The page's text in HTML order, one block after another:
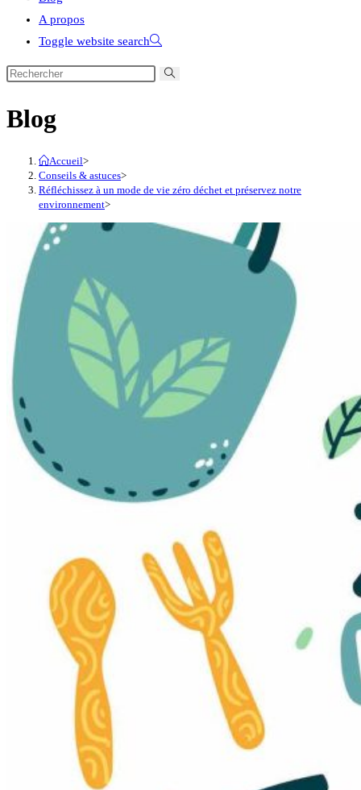
A propos
Toggle website search
Blog
Accueil>
Conseils & astuces>
Réfléchissez à un mode de vie zéro déchet et préservez notre
environnement>